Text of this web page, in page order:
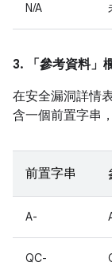
N/A
3. 「參考資料」
在安全漏洞詳情
含一個前置字串
前置字串
A-
QC-